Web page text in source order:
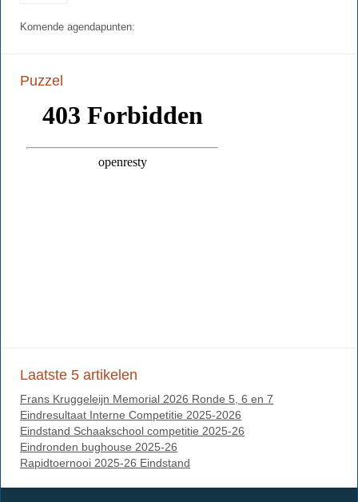
Komende agendapunten:
Puzzel
Laatste 5 artikelen
Frans Kruggeleijn Memorial 2026 Ronde 5, 6 en 7
Eindresultaat Interne Competitie 2025-2026
Eindstand Schaakschool competitie 2025-26
Eindronden bughouse 2025-26
Rapidtoernooi 2025-26 Eindstand